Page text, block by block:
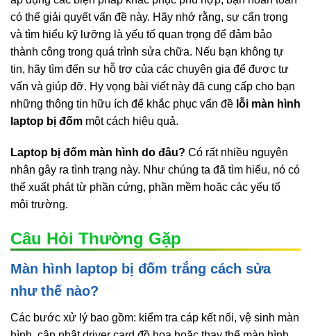
có thể giải quyết vấn đề này. Hãy nhớ rằng, sự cẩn trọng
và tìm hiểu kỹ lưỡng là yếu tố quan trọng để đảm bảo
thành công trong quá trình sửa chữa. Nếu bạn không tự
tin, hãy tìm đến sự hỗ trợ của các chuyên gia để được tư
vấn và giúp đỡ. Hy vọng bài viết này đã cung cấp cho bạn
những thông tin hữu ích để khắc phục vấn đề lỗi màn hình
laptop bị đốm một cách hiệu quả.
Laptop bị đốm màn hình do đâu? Có rất nhiều nguyên
nhân gây ra tình trạng này. Như chúng ta đã tìm hiểu, nó có
thể xuất phát từ phần cứng, phần mềm hoặc các yếu tố
môi trường.
Câu Hỏi Thường Gặp
Màn hình laptop bị đốm trắng cách sửa
như thế nào?
Các bước xử lý bao gồm: kiểm tra cáp kết nối, vệ sinh màn